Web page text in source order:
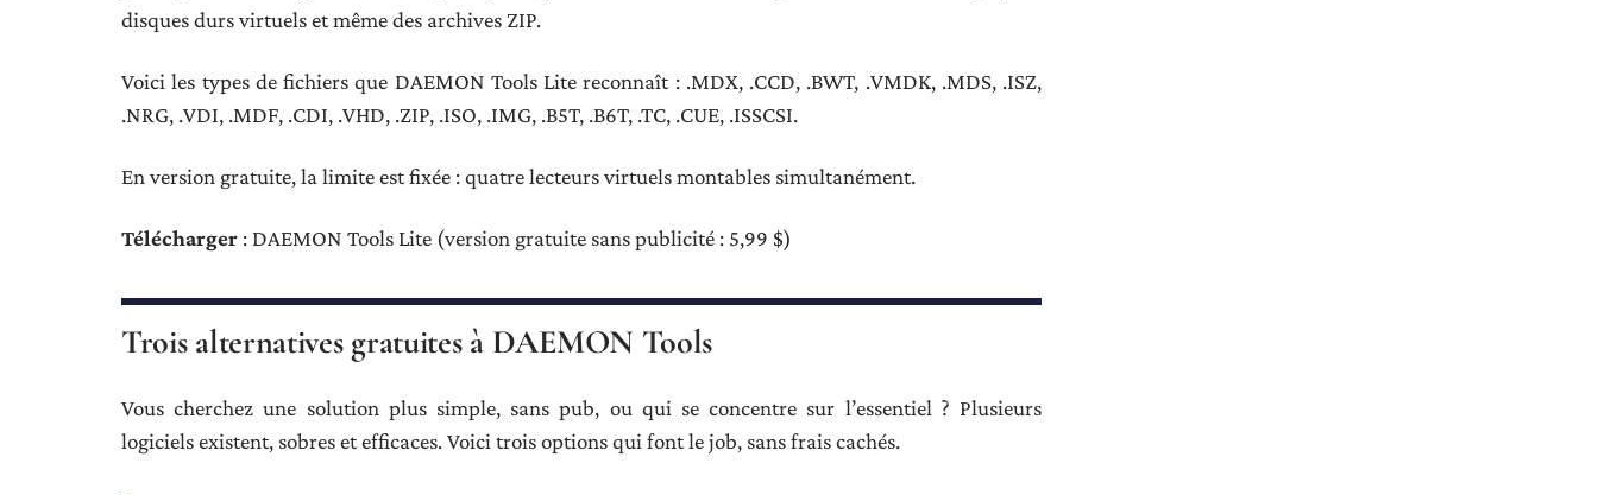
disques durs virtuels et même des archives ZIP.
Voici les types de fichiers que DAEMON Tools Lite reconnaît : .MDX, .CCD, .BWT, .VMDK, .MDS, .ISZ,
.NRG, .VDI, .MDF, .CDI, .VHD, .ZIP, .ISO, .IMG, .B5T, .B6T, .TC, .CUE, .ISSCSI.
En version gratuite, la limite est fixée : quatre lecteurs virtuels montables simultanément.
Télécharger : DAEMON Tools Lite (version gratuite sans publicité : 5,99 $)
Trois alternatives gratuites à DAEMON Tools
Vous cherchez une solution plus simple, sans pub, ou qui se concentre sur l’essentiel ? Plusieurs
logiciels existent, sobres et efficaces. Voici trois options qui font le job, sans frais cachés.